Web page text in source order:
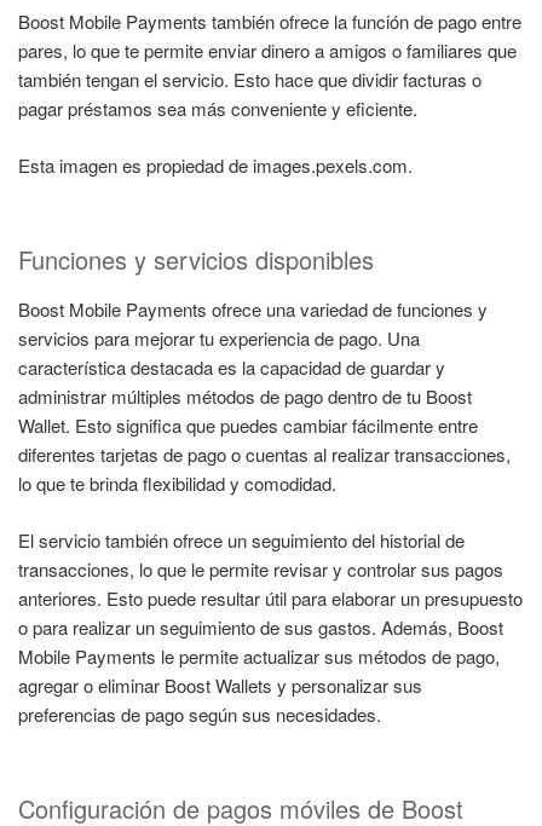
Boost Mobile Payments también ofrece la función de pago entre
pares, lo que te permite enviar dinero a amigos o familiares que
también tengan el servicio. Esto hace que dividir facturas o
pagar préstamos sea más conveniente y eficiente.
Esta imagen es propiedad de images.pexels.com.
Funciones y servicios disponibles
Boost Mobile Payments ofrece una variedad de funciones y
servicios para mejorar tu experiencia de pago. Una
característica destacada es la capacidad de guardar y
administrar múltiples métodos de pago dentro de tu Boost
Wallet. Esto significa que puedes cambiar fácilmente entre
diferentes tarjetas de pago o cuentas al realizar transacciones,
lo que te brinda flexibilidad y comodidad.
El servicio también ofrece un seguimiento del historial de
transacciones, lo que le permite revisar y controlar sus pagos
anteriores. Esto puede resultar útil para elaborar un presupuesto
o para realizar un seguimiento de sus gastos. Además, Boost
Mobile Payments le permite actualizar sus métodos de pago,
agregar o eliminar Boost Wallets y personalizar sus
preferencias de pago según sus necesidades.
Configuración de pagos móviles de Boost